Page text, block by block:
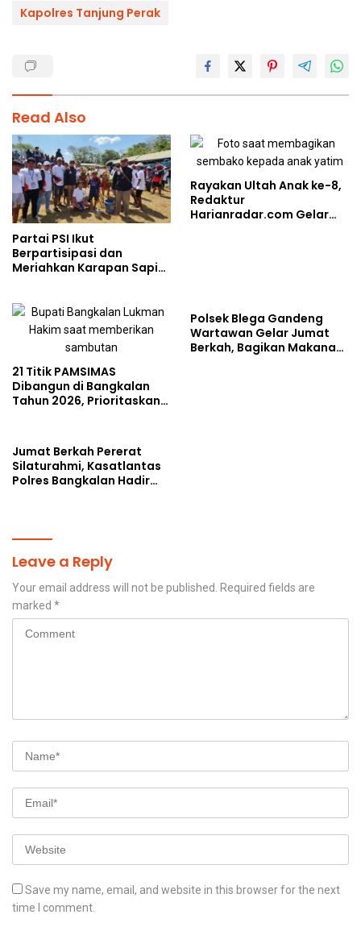
Kapolres Tanjung Perak
Read Also
Partai PSI Ikut
Berpartisipasi dan
Meriahkan Karapan Sapi
Rayakan Ultah Anak ke-8,
Redaktur
Harianradar.com Gelar
21 Titik PAMSIMAS
Dibangun di Bangkalan
Tahun 2026, Prioritaskan
Polsek Blega Gandeng
Wartawan Gelar Jumat
Berkah, Bagikan Makanan
Jumat Berkah Pererat
Silaturahmi, Kasatlantas
Polres Bangkalan Hadir
Leave a Reply
Your email address will not be published.
Required fields are
marked *
Save my name, email, and website in this browser for the next
time I comment.